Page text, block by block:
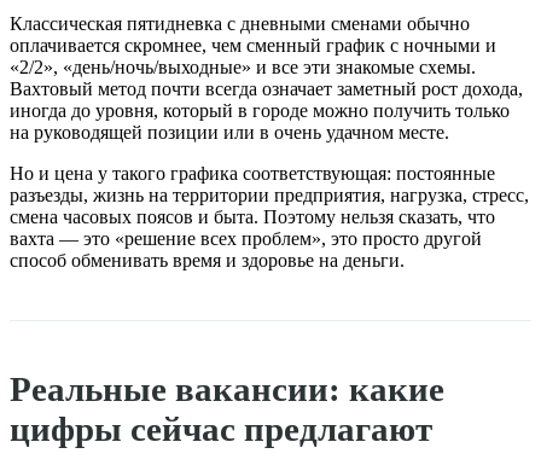
Классическая пятидневка с дневными сменами обычно
оплачивается скромнее, чем сменный график с ночными и
«2/2», «день/ночь/выходные» и все эти знакомые схемы.
Вахтовый метод почти всегда означает заметный рост дохода,
иногда до уровня, который в городе можно получить только
на руководящей позиции или в очень удачном месте.
Но и цена у такого графика соответствующая: постоянные
разъезды, жизнь на территории предприятия, нагрузка, стресс,
смена часовых поясов и быта. Поэтому нельзя сказать, что
вахта — это «решение всех проблем», это просто другой
способ обменивать время и здоровье на деньги.
Реальные вакансии: какие
цифры сейчас предлагают